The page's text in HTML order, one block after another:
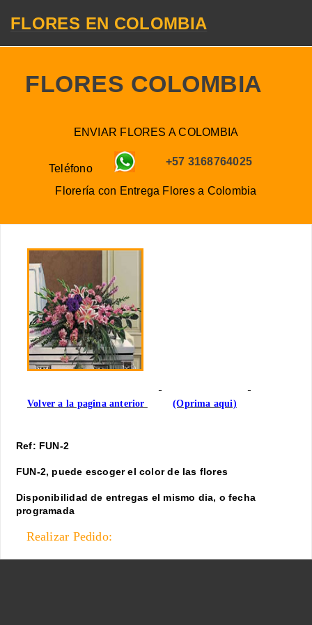
FLORES EN COLOMBIA
FLORES COLOMBIA
ENVIAR FLORES A COLOMBIA
Teléfono
+57 3168764025
Florería con Entrega Flores a Colombia
Volver a la pagina anterior (Oprima aqui)
Ref: FUN-2
FUN-2, puede escoger el color de las flores
Disponibilidad de entregas el mismo dia, o fecha
programada
Realizar Pedido: